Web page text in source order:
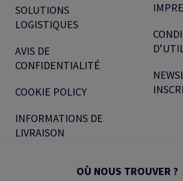
SOLUTIONS
LOGISTIQUES
AVIS DE
CONFIDENTIALITÉ
COOKIE POLICY
INFORMATIONS DE
LIVRAISON
OÙ NOUS TROUVER ?